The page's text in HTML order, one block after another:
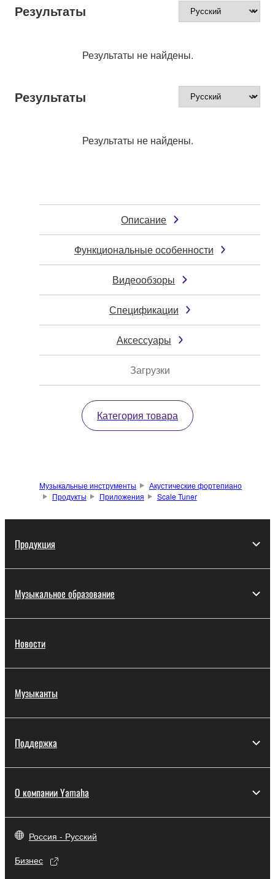
Результаты
Результаты не найдены.
Результаты
Результаты не найдены.
Описание
Функциональные особенности
Видеообзоры
Спецификации
Аксессуары
Загрузки
Категория товара
Музыкальные инструменты
Акустические фортепиано
Продукты
Приложения Scale Tuner
Продукция
Музыкальное образование
Новости
Музыканты
Поддержка
О компании Yamaha
Россия - Русский
Бизнес